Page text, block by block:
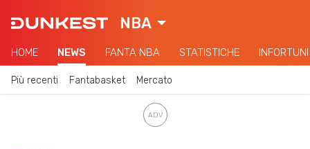
NBA
HOME NEWS FANTA NBA STATISTICHE INFORTUNI
Più recenti Fantabasket Mercato